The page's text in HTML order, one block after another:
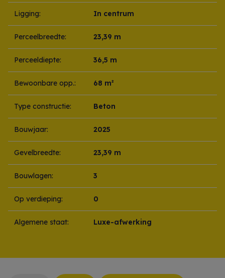
Ligging: In centrum
Perceelbreedte: 23,39 m
Perceeldiepte: 36,5 m
Bewoonbare opp.: 68 m²
Type constructie: Beton
Bouwjaar: 2025
Gevelbreedte: 23,39 m
Bouwlagen: 3
Op verdieping: 0
Algemene staat: Luxe-afwerking